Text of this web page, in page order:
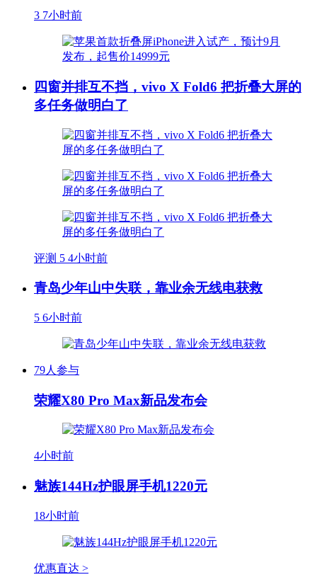
3 7小时前
四窗并排互不挡，vivo X Fold6 把折叠大屏的
多任务做明白了
评测 5 4小时前
青岛少年山中失联，靠业余无线电获救
5 6小时前
79人参与
荣耀X80 Pro Max新品发布会
4小时前
魅族144Hz护眼屏手机1220元
18小时前
优惠直达 >